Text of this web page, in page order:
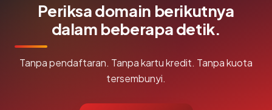
Periksa domain berikutnya
dalam beberapa detik.
Tanpa pendaftaran. Tanpa kartu kredit. Tanpa kuota
tersembunyi.